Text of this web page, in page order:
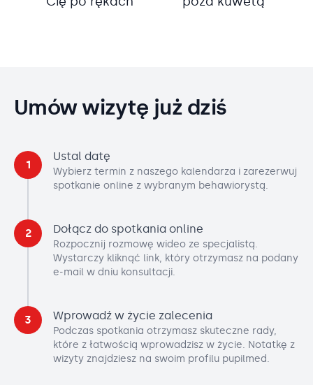
Umów wizytę już dziś
1
Ustal datę
Wybierz termin z naszego kalendarza i zarezerwuj
spotkanie online z wybranym behawiorystą.
2 Dołącz do spotkania online
Rozpocznij rozmowę wideo ze specjalistą.
Wystarczy kliknąć link, który otrzymasz na podany
e-mail w dniu konsultacji.
3 Wprowadź w życie zalecenia
Podczas spotkania otrzymasz skuteczne rady,
które z łatwością wprowadzisz w życie. Notatkę z
wizyty znajdziesz na swoim profilu pupilmed.